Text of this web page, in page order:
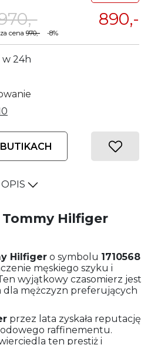
890,-
cena 970,- -8%
w 24h
OPIS
Hilfiger
Hilfiger o symbolu 1710568
męskiego szyku i
wyjątkowy czasomierz jest
dla mężczyzn preferujących
przez lata zyskała reputację
raffinementu.
ten prestiż i